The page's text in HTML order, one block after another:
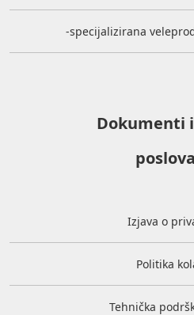
-specijalizirana
Dokumenti
Izjava o
Politika
Tehnička